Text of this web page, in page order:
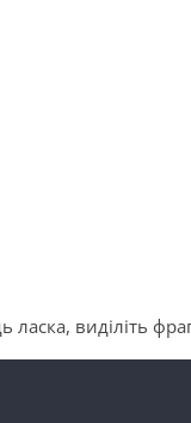
виділіть